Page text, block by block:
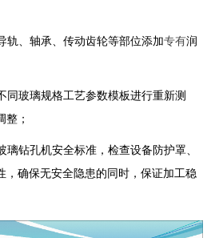
轨、轴承、传动齿轮等部位添加专有润
同玻璃规格工艺参数模板进行重新测
整；
钻孔机安全标准，检查设备防护罩、
，确保无安全隐患的同时，保证加工稳